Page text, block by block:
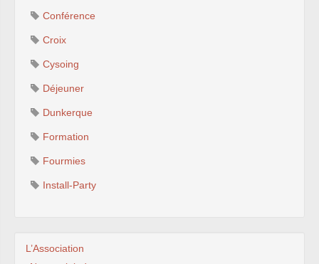
Conférence
Croix
Cysoing
Déjeuner
Dunkerque
Formation
Fourmies
Install-Party
L’Association